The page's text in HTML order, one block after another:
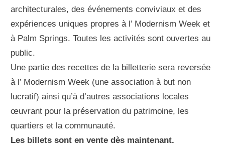
architecturales, des événements conviviaux et des
expériences uniques propres à l’ Modernism Week et
à Palm Springs. Toutes les activités sont ouvertes au
public.
Une partie des recettes de la billetterie sera reversée
à l’ Modernism Week (une association à but non
lucratif) ainsi qu’à d’autres associations locales
œuvrant pour la préservation du patrimoine, les
quartiers et la communauté.
Les billets sont en vente dès maintenant.